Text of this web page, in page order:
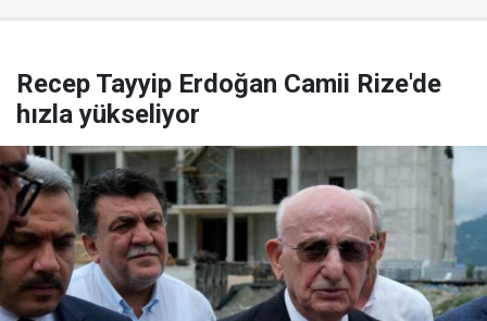
Recep Tayyip Erdoğan Camii Rize'de
hızla yükseliyor